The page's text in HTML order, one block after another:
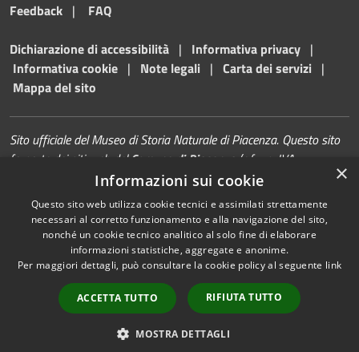
Feedback | FAQ
Dichiarazione di accessibilità | Informativa privacy |
Informativa cookie | Note legali | Carta dei servizi |
Mappa del sito
Sito ufficiale del Museo di Storia Naturale di Piacenza. Questo sito
fa parte dei siti web del Comune di Piacenza (c.f. - p. IVA
Accessibilità
Copyright © 2026 • Museo di
Storia Naturale | Piacenza •
Powered byMunicipium
Accesso redazione
×
Informazioni sui cookie
Questo sito web utilizza cookie tecnici e assimilati strettamente
necessari al corretto funzionamento e alla navigazione del sito,
nonché un cookie tecnico analitico al solo fine di elaborare
informazioni statistiche, aggregate e anonime.
Per maggiori dettagli, può consultare la cookie policy al seguente link
ACCETTA TUTTO RIFIUTA TUTTO
MOSTRA DETTAGLI